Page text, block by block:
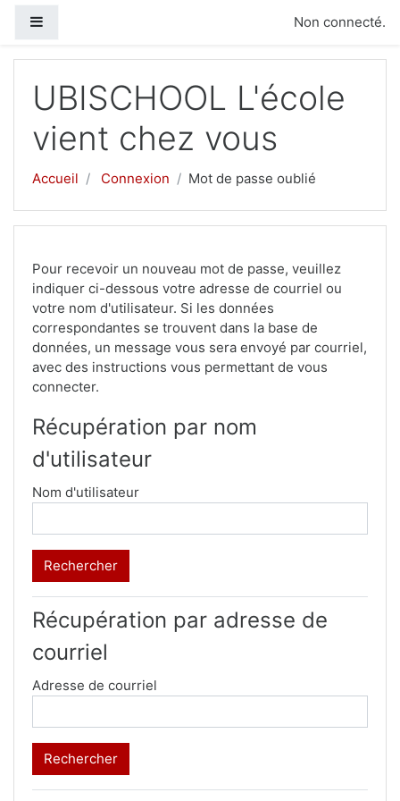
Non connecté.
UBISCHOOL L'école
vient chez vous
Accueil Connexion Mot de passe oublié
Pour recevoir un nouveau mot de passe, veuillez
indiquer ci-dessous votre adresse de courriel ou
votre nom d'utilisateur. Si les données
correspondantes se trouvent dans la base de
données, un message vous sera envoyé par courriel,
avec des instructions vous permettant de vous
connecter.
Récupération par nom
d'utilisateur
Nom d'utilisateur
Récupération par adresse de
courriel
Adresse de courriel